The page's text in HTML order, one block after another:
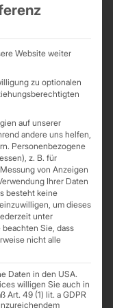
ist der Gesamt­
Klasse der Energie­
erreicht, dabei noch
erfüllt, kann dafür
an, dass das
verglichen mit
nur 55 % des
ist somit um 45 %
erreicht
Website weiter
zu optionalen
auf unserer
andere uns helfen,
Personenbezogene
z. B. für
von Anzeigen
Ihrer Daten
besteht keine
um dieses
unter
beachten Sie, dass
nicht alle
Daten in den USA.
willigen Sie auch in
Art. 49 (1) lit. a GDPR